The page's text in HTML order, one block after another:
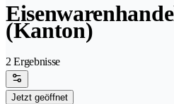
(Kanton)
2 Ergebnisse
Jetzt geöffnet